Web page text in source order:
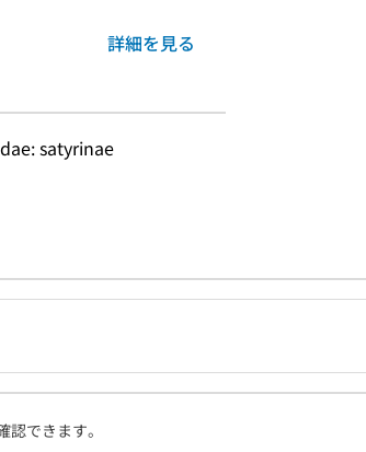
詳細を見る
satyrinae
できます。